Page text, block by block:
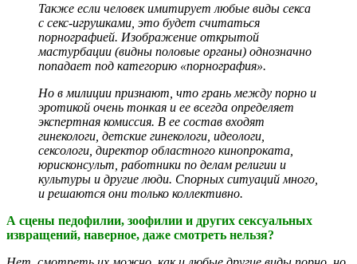
Также если человек имитирует любые виды секса
с секс-игрушками, это будет считаться
порнографией. Изображение открытой
мастурбации (видны половые органы) однозначно
попадает под категорию «порнография».
Но в милиции признают, что грань между порно и
эротикой очень тонкая и ее всегда определяет
экспертная комиссия. В ее состав входят
гинекологи, детские гинекологи, идеологи,
сексологи, директор областного кинопроката,
юрисконсульт, работники по делам религии и
культуры и другие люди. Спорных ситуаций много,
и решаются они только коллективно.
А сцены педофилии, зоофилии и других сексуальных
извращений, наверное, даже смотреть нельзя?